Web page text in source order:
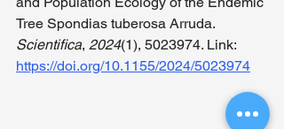
Tree Spondias tuberosa Arruda.
Scientifica, 2024(1), 5023974. Link:
https://doi.org/10.1155/2024/5023974